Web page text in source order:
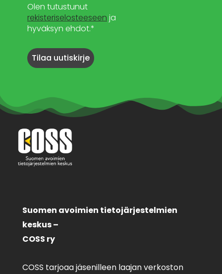
Olen tutustunut
rekisteriselosteeseen ja
hyväksyn ehdot.*
Suomen avoimien tietojärjestelmien
keskus –
COSS ry
COSS tarjoaa jäsenilleen laajan verkoston